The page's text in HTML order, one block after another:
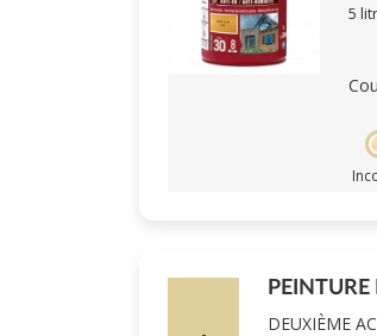
5
PEINTURE
DEUXIÈME